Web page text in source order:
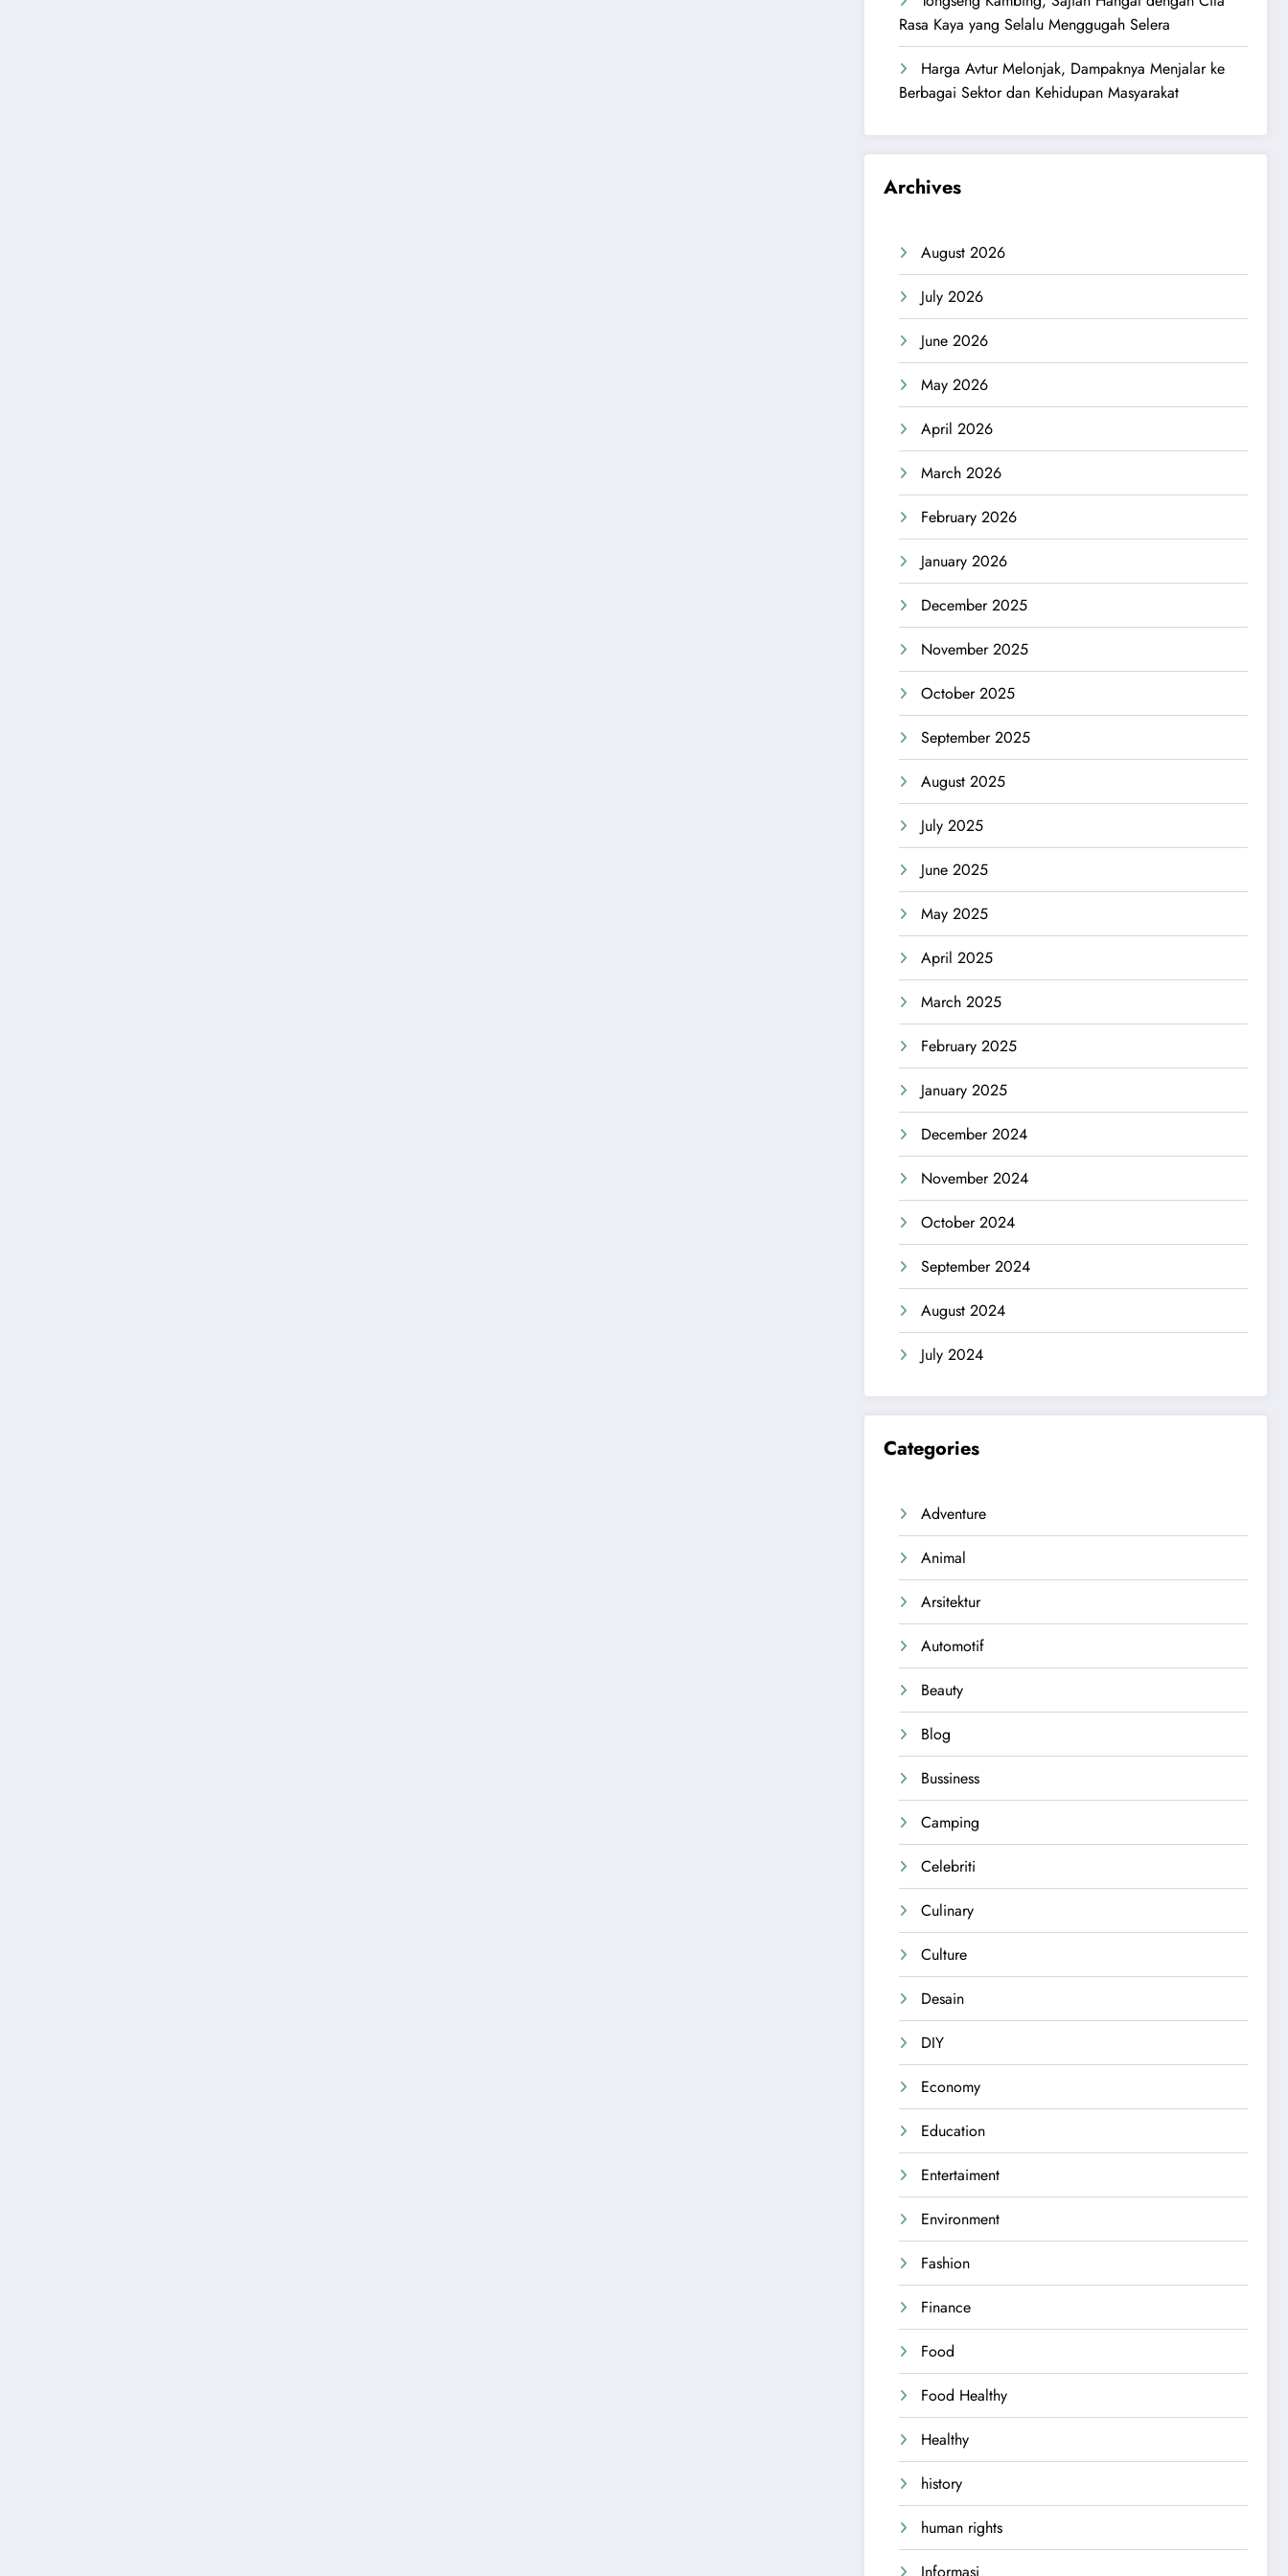
Rasa Kaya yang Selalu Menggugah Selera
Harga Avtur Melonjak, Dampaknya Menjalar ke
Berbagai Sektor dan Kehidupan Masyarakat
Archives
August 2026
July 2026
June 2026
May 2026
April 2026
March 2026
February 2026
January 2026
December 2025
November 2025
October 2025
September 2025
August 2025
July 2025
June 2025
May 2025
April 2025
March 2025
February 2025
January 2025
December 2024
November 2024
October 2024
September 2024
August 2024
July 2024
Categories
Adventure
Animal
Arsitektur
Automotif
Beauty
Blog
Bussiness
Camping
Celebriti
Culinary
Culture
Desain
DIY
Economy
Education
Entertaiment
Environment
Fashion
Finance
Food
Food Healthy
Healthy
history
human rights